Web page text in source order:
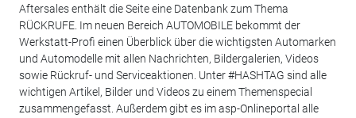
Aftersales enthält die Seite eine Datenbank zum Thema
RÜCKRUFE. Im neuen Bereich AUTOMOBILE bekommt der
Werkstatt-Profi einen Überblick über die wichtigsten Automarken
und Automodelle mit allen Nachrichten, Bildergalerien, Videos
sowie Rückruf- und Serviceaktionen. Unter #HASHTAG sind alle
wichtigen Artikel, Bilder und Videos zu einem Themenspecial
zusammengefasst. Außerdem gibt es im asp-Onlineportal alle